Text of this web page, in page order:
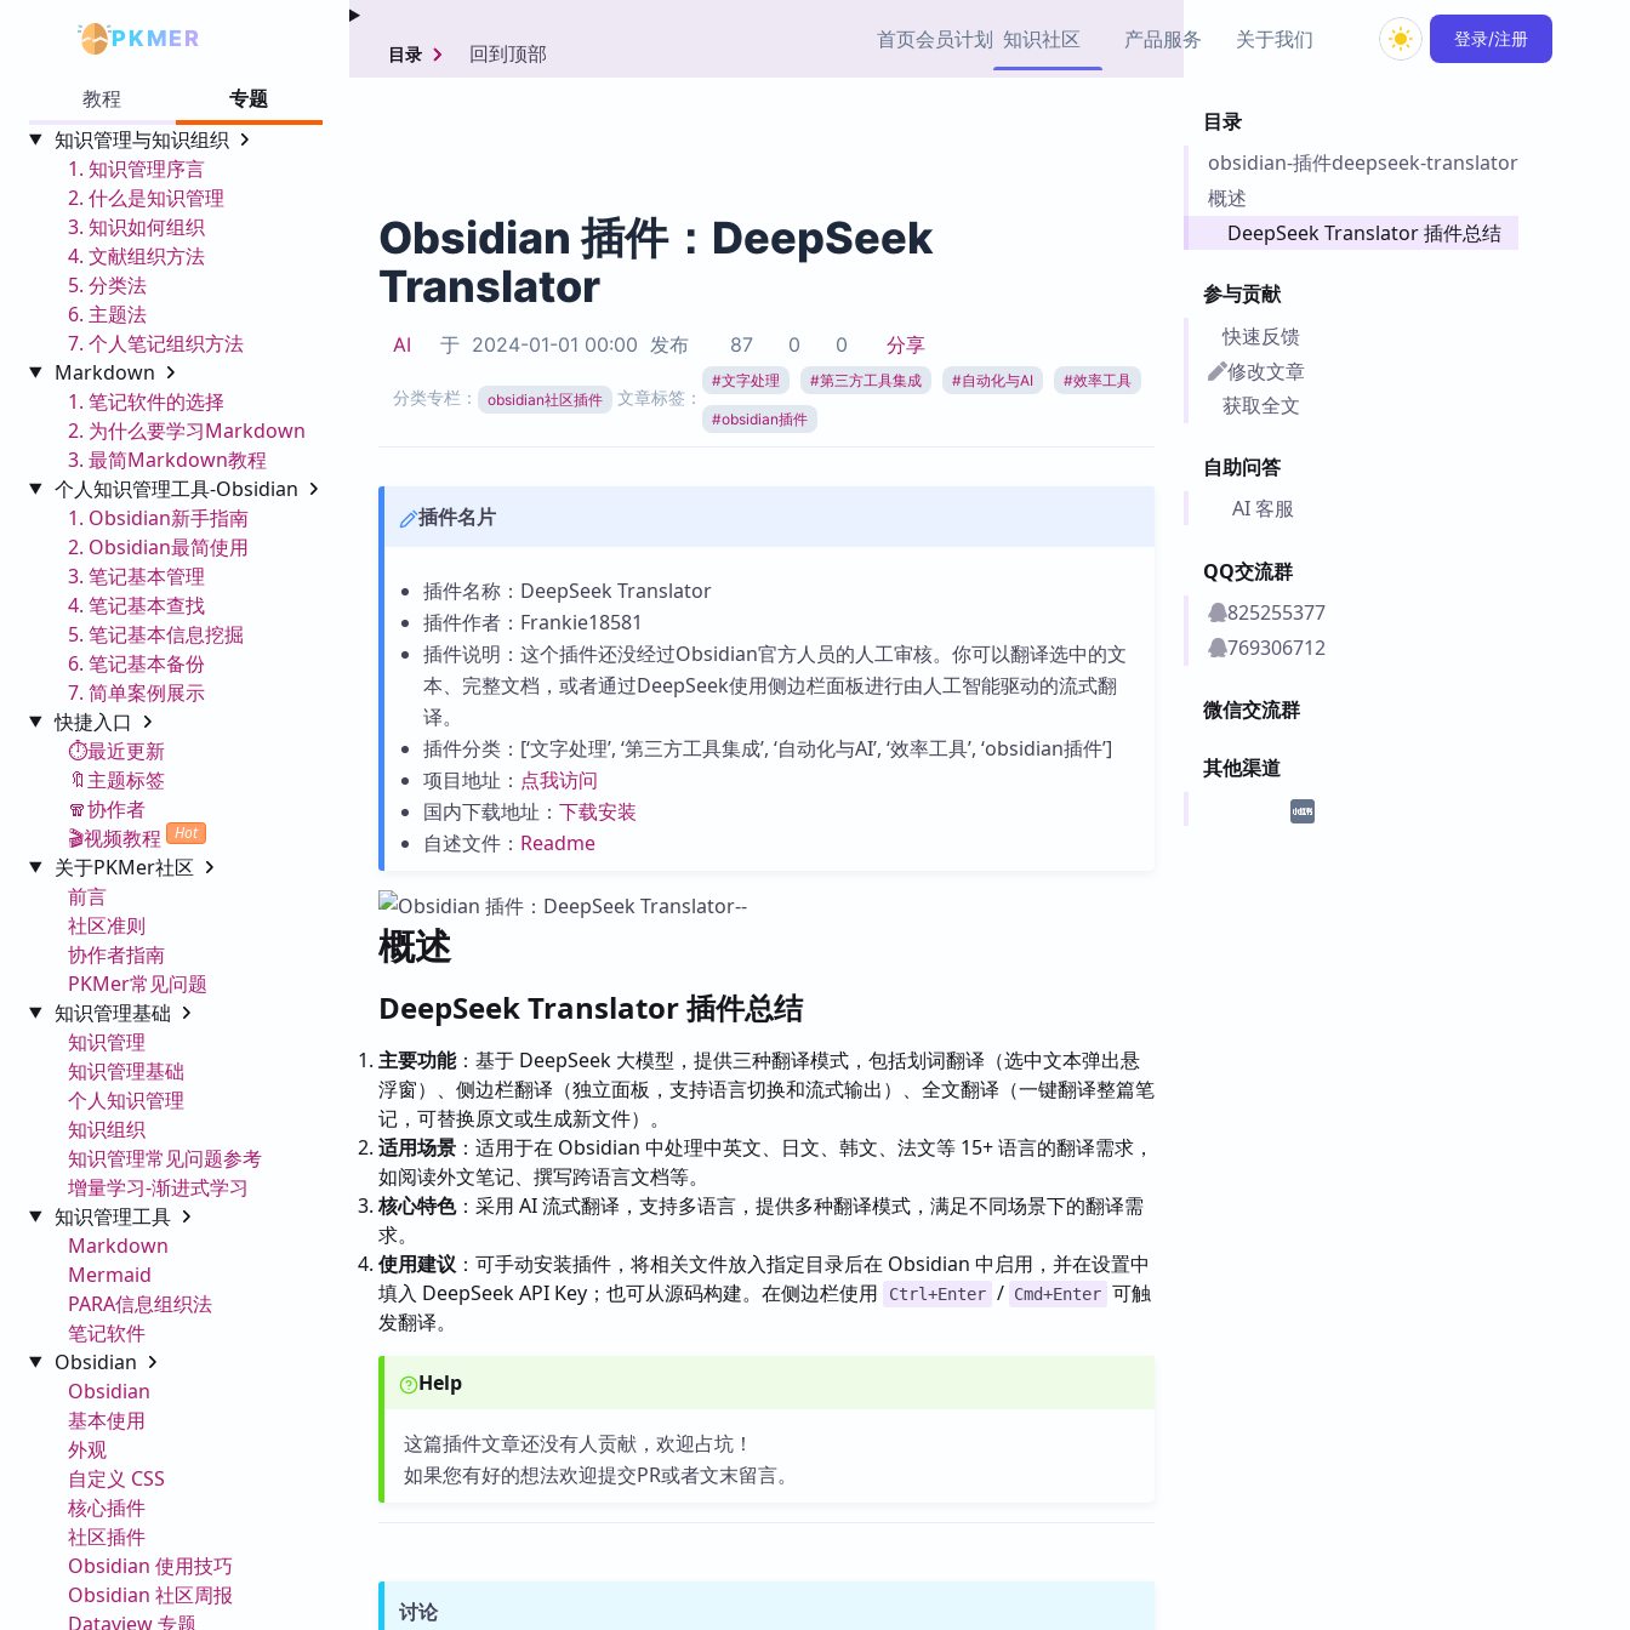
PKMER 首页会员计划 知识社区
Zotero 专题
Obsidian 专题
产品服务
Zotero 插件
Zotero 插件资源与加速
PKMer 出品的闪念笔记
挂件集市
Obsidian 教程
关于我们 登录/注册
教程
专题
知识管理与知识组织
1. 知识管理序言
2. 什么是知识管理
3. 知识如何组织
4. 文献组织方法
5. 分类法
6. 主题法
7. 个人笔记组织方法
Markdown
1. 笔记软件的选择
2. 为什么要学习Markdown
3. 最简Markdown教程
个人知识管理工具-Obsidian
1. Obsidian新手指南
2. Obsidian最简使用
3. 笔记基本管理
4. 笔记基本查找
5. 笔记基本信息挖掘
6. 笔记基本备份
7. 简单案例展示
快捷入口
⏱️最近更新
🔖主题标签
🧣协作者
🎬视频教程
Hot
关于PKMer社区
前言
社区准则
协作者指南
PKMer常见问题
知识管理基础
知识管理
知识管理基础
个人知识管理
知识组织
知识管理常见问题参考
增量学习-渐进式学习
知识管理工具
Markdown
Mermaid
PARA信息组织法
笔记软件
Obsidian
Obsidian
基本使用
外观
自定义 CSS
核心插件
社区插件
Obsidian 使用技巧
Obsidian 社区周报
Dataview 专题
目录
obsidian-插件deepseek-translator
概述
DeepSeek Translator 插件总结
参与贡献
快速反馈
修改文章
获取全文
自助问答
AI 客服
QQ交流群
825255377
769306712
微信交流群
其他渠道
目录 回到顶部
Obsidian 插件：DeepSeek
Translator
AI 于 2024-01-01 00:00 发布 87 0 0 分享
分类专栏： obsidian社区插件 文章标签：
#文字处理 #第三方工具集成 #自动化与AI #效率工具
#obsidian插件
插件名片
插件名称：DeepSeek Translator
插件作者：Frankie18581
插件说明：这个插件还没经过Obsidian官方人员的人工审核。你可以翻译选中的文
本、完整文档，或者通过DeepSeek使用侧边栏面板进行由人工智能驱动的流式翻
译。
插件分类：[‘文字处理’, ‘第三方工具集成’, ‘自动化与AI’, ‘效率工具’, ‘obsidian插件’]
项目地址： 点我访问
国内下载地址： 下载安装
自述文件： Readme
概述
DeepSeek Translator 插件总结
主要功能：基于 DeepSeek 大模型，提供三种翻译模式，包括划词翻译（选中文本弹出悬
浮窗）、侧边栏翻译（独立面板，支持语言切换和流式输出）、全文翻译（一键翻译整篇笔
记，可替换原文或生成新文件）。
适用场景 ：适用于在 Obsidian 中处理中英文、日文、韩文、法文等 15+ 语言的翻译需求，
如阅读外文笔记、撰写跨语言文档等。
核心特色：采用 AI 流式翻译，支持多语言，提供多种翻译模式，满足不同场景下的翻译需
求。
使用建议 ：可手动安装插件，将相关文件放入指定目录后在 Obsidian 中启用，并在设置中
填入 DeepSeek API Key；也可从源码构建。在侧边栏使用
Ctrl+Enter / Cmd+Enter 可触
发翻译。
Help
这篇插件文章还没有人贡献，欢迎占坑！
如果您有好的想法欢迎提交PR或者文末留言。
讨论